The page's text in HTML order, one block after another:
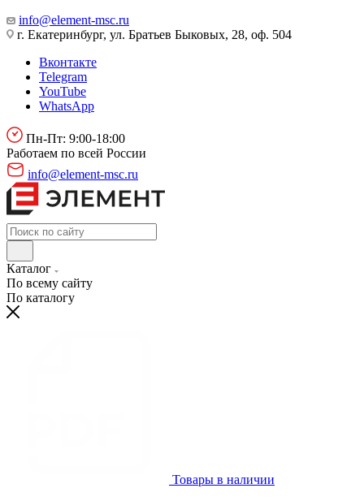
info@element-msc.ru
г. Екатеринбург, ул. Братьев Быковых, 28, оф. 504
Вконтакте
Telegram
YouTube
WhatsApp
Пн-Пт: 9:00-18:00
Работаем по всей России
info@element-msc.ru
Каталог
По всему сайту
По каталогу
Товары в наличии